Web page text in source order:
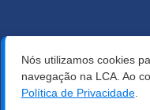
Nós utilizamos cookies
navegação na LCA. Ao
Política de Privacidade.